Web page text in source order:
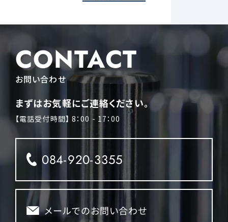
CONTACT
お問い合わせ
まずはお気軽にご連絡ください。
【電話受付時間】 8：00 - 17：00
084-920-3355
メールでのお問い合わせ